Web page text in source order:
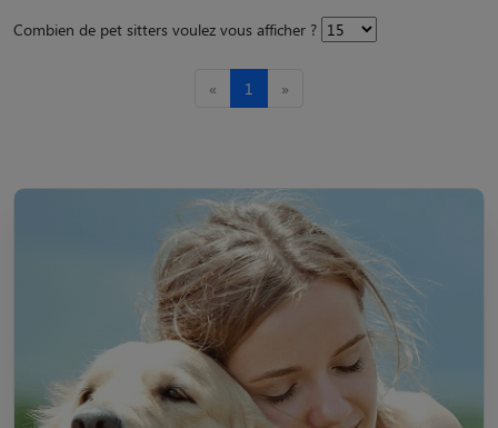
Combien de pet sitters voulez vous afficher ?
« 1 »